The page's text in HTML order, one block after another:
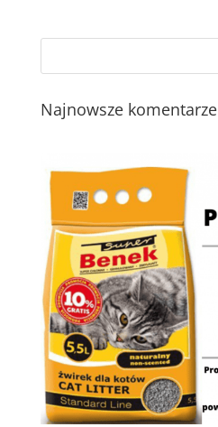
Najnowsze komentarze